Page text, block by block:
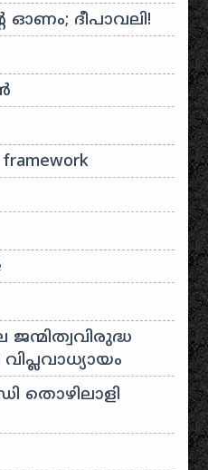
ദീപാവലി!
തൊഴിലാളി